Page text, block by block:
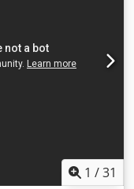
1 /31